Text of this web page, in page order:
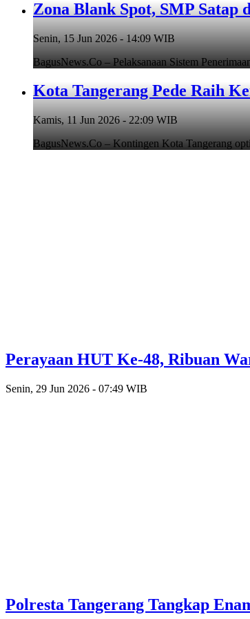
Zona Blank Spot, SMP
Senin, 15 Jun 2026 - 14:09 WIB
BagusNews.Co – Pelaksanaan Sistem
Kota Tangerang Pede Raih
Kamis, 11 Jun 2026 - 22:09 WIB
BagusNews.Co – Kontingen Kota Tangerang
Perayaan HUT Ke-48, Ribuan
Senin, 29 Jun 2026 - 07:49 WIB
Polresta Tangerang Tangkap